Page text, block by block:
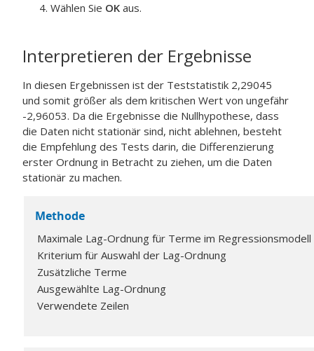
Wählen Sie OK aus.
Interpretieren der Ergebnisse
In diesen Ergebnissen ist der Teststatistik 2,29045
und somit größer als dem kritischen Wert von ungefähr
-2,96053. Da die Ergebnisse die Nullhypothese, dass
die Daten nicht stationär sind, nicht ablehnen, besteht
die Empfehlung des Tests darin, die Differenzierung
erster Ordnung in Betracht zu ziehen, um die Daten
stationär zu machen.
Methode
Maximale Lag-Ordnung für Terme im Regressionsmodell
Kriterium für Auswahl der Lag-Ordnung
Zusätzliche Terme
Ausgewählte Lag-Ordnung
Verwendete Zeilen